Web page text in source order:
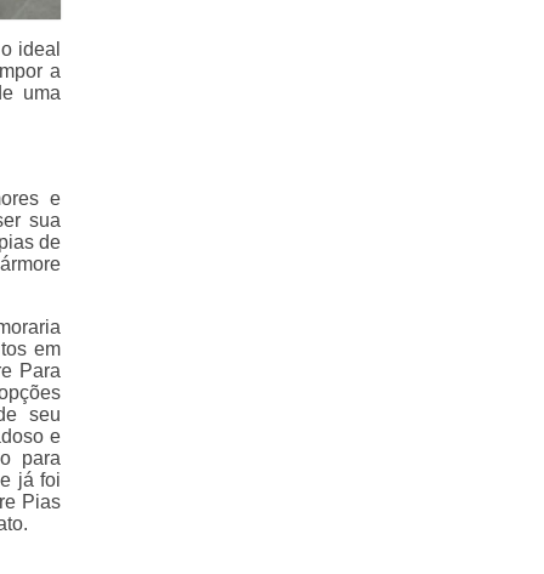
ideal
a
uma
e
sua
de
em
Para
seu
e
para
já foi
Pias